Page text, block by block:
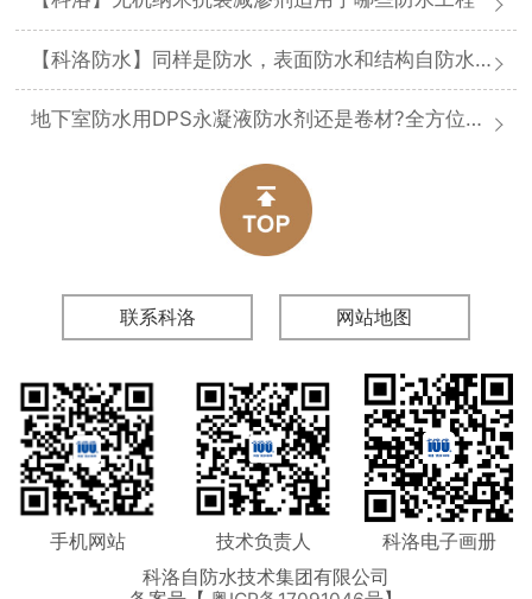
【科洛防水】同样是防水，表面防水和结构自防水差在哪
地下室防水用DPS永凝液防水剂还是卷材?全方位对比分析
联系科洛 网站地图
手机网站 技术负责人
科洛电子画册
科洛自防水技术集团有限公司